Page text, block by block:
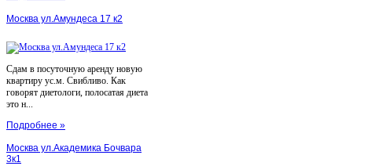
Москва ул.Амундеса 17 к2
Сдам в посуточную аренду новую
квартиру ус.м. Свибливо. Как
говорят диетологи, полосатая диета
это н...
Подробнее »
Москва ул.Академика Бочвара
3к1